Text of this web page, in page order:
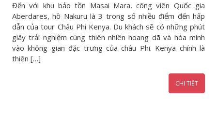
Đến với khu bảo tồn Masai Mara, công viên Quốc gia
Aberdares, hồ Nakuru là 3 trong số nhiều điểm đến hấp
dẫn của tour Châu Phi Kenya. Du khách sẽ có những phút
giây trải nghiệm cùng thiên nhiên hoang dã và hòa mình
vào không gian đặc trưng của châu Phi. Kenya chính là
thiên […]
CHI TIẾT